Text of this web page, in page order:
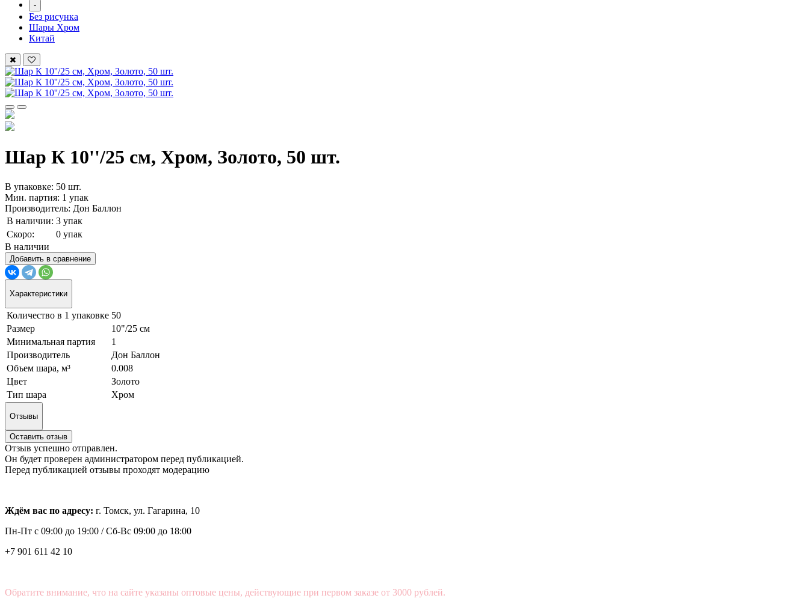
-
Без рисунка
Шары Хром
Китай
Шар К 10''/25 см, Хром, Золото, 50 шт.
В упаковке: 50 шт.
Мин. партия: 1 упак
Производитель: Дон Баллон
В наличии: 3 упак
Скоро:
0 упак
В наличии
Добавить в сравнение
Характеристики
Количество в 1 упаковке 50
Размер
10"/25 см
Минимальная партия
1
Производитель
Дон Баллон
Объем шара, м³
0.008
Цвет
Золото
Тип шара
Хром
Отзывы
Оставить отзыв
Отзыв успешно отправлен.
Он будет проверен администратором перед публикацией.
Перед публикацией отзывы проходят модерацию
Ждём вас по адресу: г. Томск, ул. Гагарина, 10
Пн-Пт с 09:00 до 19:00 /Сб-Вс 09:00 до 18:00
+7 901 611 42 10
Обратите внимание, что на сайте указаны оптовые цены, действующие при первом заказе от 3000 рублей.